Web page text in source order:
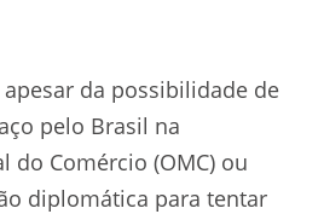
da possibilidade de
pelo Brasil na
do Comércio (OMC) ou
diplomática para tentar